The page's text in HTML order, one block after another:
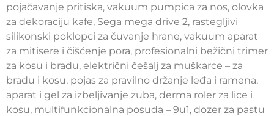
pojačavanje pritiska, vakuum pumpica za nos, olovka
za dekoraciju kafe, Sega mega drive 2, rastegljivi
silikonski poklopci za čuvanje hrane, vakuum aparat
za mitisere i čišćenje pora, profesionalni bežični trimer
za kosu i bradu, električni češalj za muškarce – za
bradu i kosu, pojas za pravilno držanje leđa i ramena,
aparat i gel za izbeljivanje zuba, derma roler za lice i
kosu, multifunkcionalna posuda – 9u1, dozer za pastu